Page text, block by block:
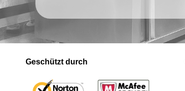
Geschützt durch